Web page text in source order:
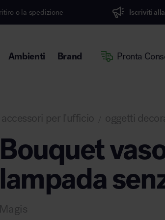
Iscriviti alla Newsletter, ricevi
Ambienti Brand Pronta
accessori per l'ufficio oggetti
Bouquet
lampada
Magis